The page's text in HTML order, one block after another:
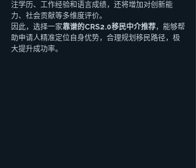
注学历、工作经验和语言成绩，还将增加对创新能
力、社会贡献等多维度评价。
因此，选择一家靠谱的CRS2.0移民中介推荐，能够帮
助申请人精准定位自身优势，合理规划移民路径，极
大提升成功率。